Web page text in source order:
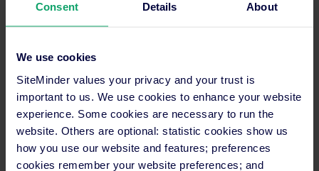
Consent Details About
We use cookies
SiteMinder values your privacy and your trust is
important to us. We use cookies to enhance your website
experience. Some cookies are necessary to run the
website. Others are optional: statistic cookies show us
how you use our website and features; preferences
cookies remember your website preferences; and
ingresos han aumentado y utilizamos el